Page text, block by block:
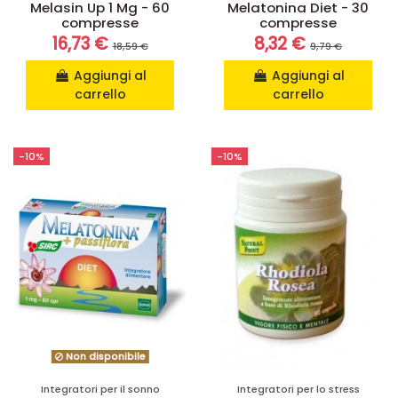
Melasin Up 1 Mg - 60
compresse
16,73 €18,59 €
Aggiungi al
carrello
Melatonina Diet - 30
compresse
8,32 € 9,79 €
Aggiungi al
carrello
-10%
Non disponibile
Integratori per il sonno
-10%
Integratori per lo stress